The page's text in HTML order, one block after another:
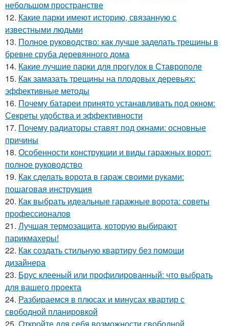
небольшом пространстве
12. Какие парки имеют историю, связанную с
известными людьми
13. Полное руководство: как лучше заделать трещины в
бревне сруба деревянного дома
14. Какие лучшие парки для прогулок в Ставрополе
15. Как замазать трещины на плодовых деревьях:
эффективные методы
16. Почему батареи принято устанавливать под окном:
Секреты удобства и эффективности
17. Почему радиаторы ставят под окнами: основные
причины
18. Особенности конструкции и виды гаражных ворот:
полное руководство
19. Как сделать ворота в гараж своими руками:
пошаговая инструкция
20. Как выбрать идеальные гаражные ворота: советы
профессионалов
21. Лучшая термозащита, которую выбирают
парикмахеры!
22. Как создать стильную квартиру без помощи
дизайнера
23. Брус клееный или профилированный: что выбрать
для вашего проекта
24. Разбираемся в плюсах и минусах квартир с
свободной планировкой